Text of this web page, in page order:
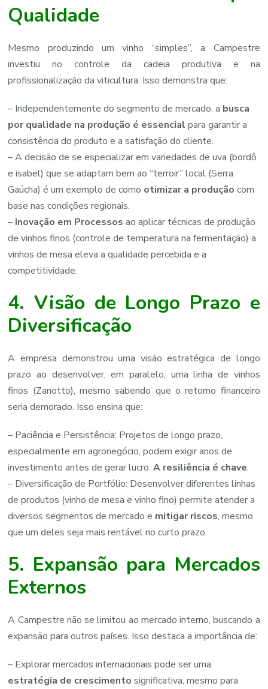
Qualidade
Mesmo produzindo um vinho “simples”, a Campestre
investiu no controle da cadeia produtiva e na
profissionalização da viticultura. Isso demonstra que:
– Independentemente do segmento de mercado, a busca
por qualidade na produção é essencial para garantir a
consistência do produto e a satisfação do cliente.
– A decisão de se especializar em variedades de uva (bordô
e isabel) que se adaptam bem ao “terroir” local (Serra
Gaúcha) é um exemplo de como otimizar a produção com
base nas condições regionais.
– Inovação em Processos ao aplicar técnicas de produção
de vinhos finos (controle de temperatura na fermentação) a
vinhos de mesa eleva a qualidade percebida e a
competitividade.
4. Visão de Longo Prazo e
Diversificação
A empresa demonstrou uma visão estratégica de longo
prazo ao desenvolver, em paralelo, uma linha de vinhos
finos (Zanotto), mesmo sabendo que o retorno financeiro
seria demorado. Isso ensina que:
– Paciência e Persistência: Projetos de longo prazo,
especialmente em agronegócio, podem exigir anos de
investimento antes de gerar lucro.A resiliência é chave.
– Diversificação de Portfólio: Desenvolver diferentes linhas
de produtos (vinho de mesa e vinho fino) permite atender a
diversos segmentos de mercado e mitigar riscos, mesmo
que um deles seja mais rentável no curto prazo.
5. Expansão para Mercados
Externos
A Campestre não se limitou ao mercado interno, buscando a
expansão para outros países. Isso destaca a importância de:
– Explorar mercados internacionais pode ser uma
estratégia de crescimento significativa, mesmo para